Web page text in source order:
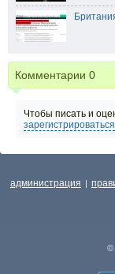
Комментарии 0
Чтобы писать и
зарегистрироваться
администрация |
©